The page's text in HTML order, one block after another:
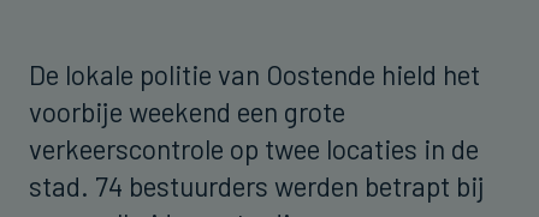
De lokale politie van Oostende hield het
voorbije weekend een grote
verkeerscontrole op twee locaties in de
stad. 74 bestuurders werden betrapt bij